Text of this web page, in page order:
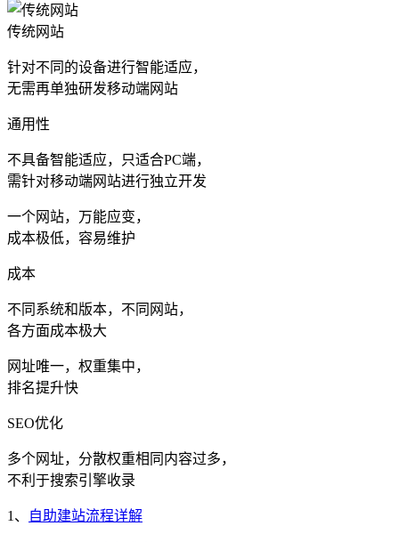
传统网站
针对不同的设备进行智能适应，
无需再单独研发移动端网站
通用性
不具备智能适应，只适合PC端，
需针对移动端网站进行独立开发
一个网站，万能应变，
成本极低，容易维护
成本
不同系统和版本，不同网站，
各方面成本极大
网址唯一，权重集中，
排名提升快
SEO优化
多个网址，分散权重相同内容过多，
不利于搜索引擎收录
1、 自助建站流程详解